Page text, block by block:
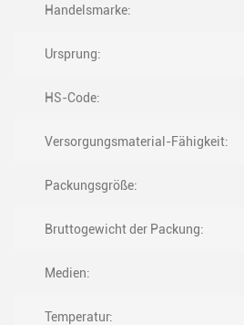
Handelsmarke:
Ursprung:
HS-Code:
Versorgungsmaterial-Fähigkeit:
Packungsgröße:
Bruttogewicht der Packung:
Medien:
Temperatur: